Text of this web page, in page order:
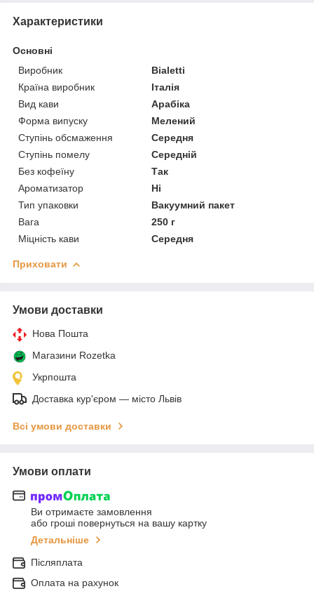
Характеристики
Основні
Виробник
Bialetti
Країна виробник
Італія
Вид кави
Арабіка
Форма випуску
Мелений
Ступінь обсмаження
Середня
Ступінь помелу
Середній
Без кофеїну
Так
Ароматизатор
Ні
Тип упаковки
Вакуумний пакет
Вага
250 г
Міцність кави
Середня
Приховати
Умови доставки
Нова Пошта
Магазини Rozetka
Укрпошта
Доставка кур'єром — місто Львів
Всі умови доставки
Умови оплати
Ви отримаєте замовлення
або гроші повернуться на вашу картку
Детальніше
Післяплата
Оплата на рахунок